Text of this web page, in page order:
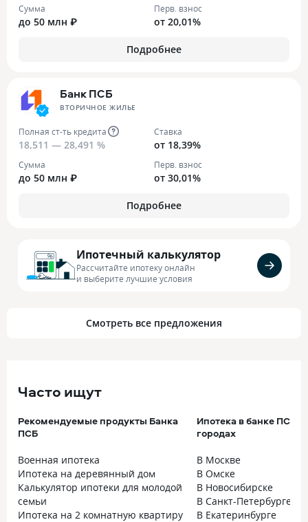
Сумма
до 50 млн ₽
Перв. взнос
от 20,01%
Подробнее
Банк ПСБ
ВТОРИЧНОЕ ЖИЛЬЕ
Полная ст-ть кредита
18,511 — 28,491 %
Ставка
от 18,39%
Сумма
до 50 млн ₽
Перв. взнос
от 30,01%
Подробнее
Ипотечный калькулятор
Рассчитайте ипотеку онлайн
и выберите лучшие условия
Смотреть все предложения
Часто ищут
Рекомендуемые продукты Банка
ПСБ
Военная ипотека
Ипотека на деревянный дом
Калькулятор ипотеки для молодой
семьи
Ипотека на 2 комнатную квартиру
Ипотека в банке ПСБ
городах
В Москве
В Омске
В Новосибирске
В Санкт-Петербурге
В Екатеринбурге